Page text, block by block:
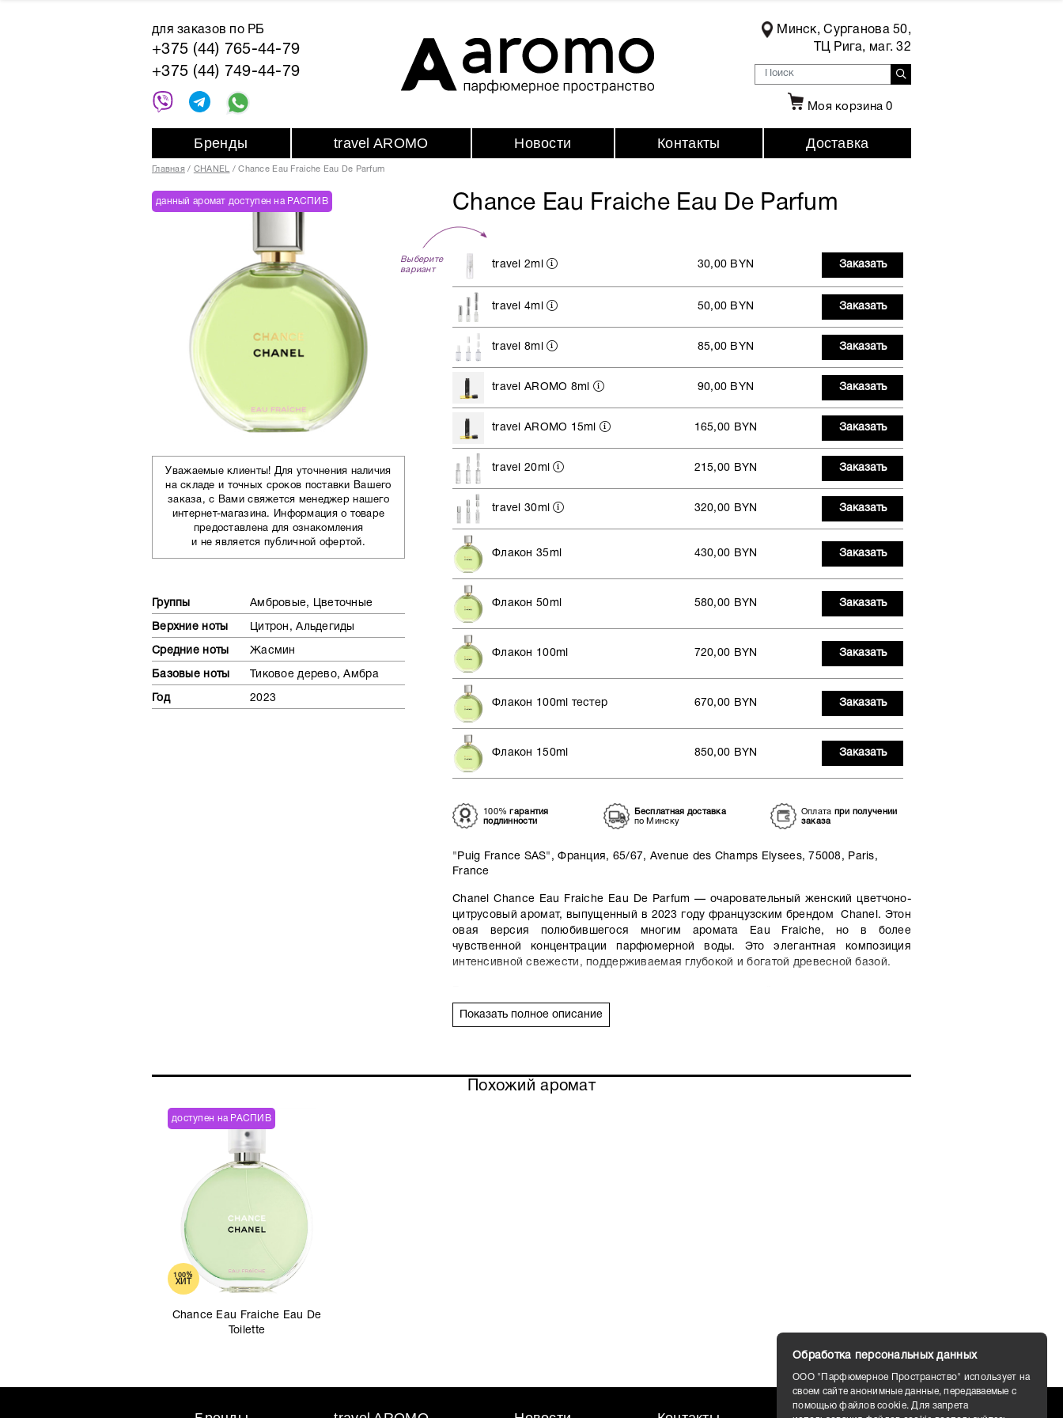
для заказов по РБ
+375 (44) 765-44-79
+375 (44) 749-44-79
Минск, Сурганова 50,
ТЦ Рига, маг. 32
Моя корзина0
Бренды travel AROMO Новости Контакты Доставка
Главная CHANEL Chance Eau Fraiche Eau De Parfum
Chance Eau Fraiche Eau De Parfum
данный аромат доступен на РАСПИВ
Уважаемые клиенты! Для уточнения наличия
на складе и точных сроков поставки Вашего
заказа, с Вами свяжется менеджер нашего
интернет-магазина. Информация о товаре
предоставлена для ознакомления
и не является публичной офертой.
Группы Амбровые, Цветочные
Верхние ноты Цитрон, Альдегиды
Средние ноты Жасмин
Базовые ноты Тиковое дерево, Амбра
Год 2023
Выберите
вариант
travel 2ml 30,00 BYN Заказать
travel 4ml 50,00 BYN Заказать
travel 8ml 85,00 BYN Заказать
travel AROMO 8ml 90,00 BYN Заказать
travel AROMO 15ml 165,00 BYN Заказать
travel 20ml 215,00 BYN Заказать
travel 30ml 320,00 BYN Заказать
Флакон 35ml 430,00 BYN Заказать
Флакон 50ml 580,00 BYN Заказать
Флакон 100ml 720,00 BYN Заказать
Флакон 100ml тестер 670,00 BYN Заказать
Флакон 150ml 850,00 BYN Заказать
100%гарантия
подлинности
Бесплатная доставка
по Минску
Оплата при получении
заказа
"Puig France SAS", Франция, 65/67, Avenue des Champs Elysees, 75008, Paris,
France
Chanel Chance Eau Fraiche Eau De Parfum — очаровательный женский цветчоно-
цитрусовый аромат, выпущенный в 2023 году французским брендом Chanel. Этон
овая версия полюбившегося многим аромата Eau Fraiche, но в более
чувственной концентрации парфюмерной воды. Это элегантная композиция
интенсивной свежести, поддерживаемая глубокой и богатой древесной базой.
подсвеченной мерцающими альдегидами. В сердце парфюма ароматная
Показать полное описание
Похожий аромат
доступен на РАСПИВ
100%
ХИТ
Chance Eau Fraiche Eau De
Toilette
Обработка персональных данных
ООО "Парфюмерное Пространство" использует на
своем сайте анонимные данные, передаваемые с
помощью файлов cookie. Для запрета